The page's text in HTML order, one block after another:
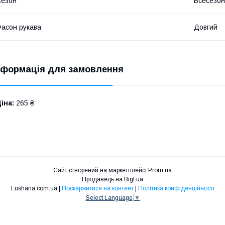
рукава Довгий
для замовлення
265 ₴
Сайт створений на маркетплейсі Prom.ua
Продавець на Bigl.ua
Поскаржитися на контент
Політика конфіденційності
Select Language ▼